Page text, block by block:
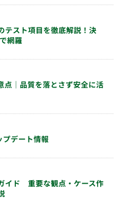
テスト項目を徹底解説！決
網羅
点｜品質を落とさず安全に活
デート情報
イド 重要な観点・ケース作